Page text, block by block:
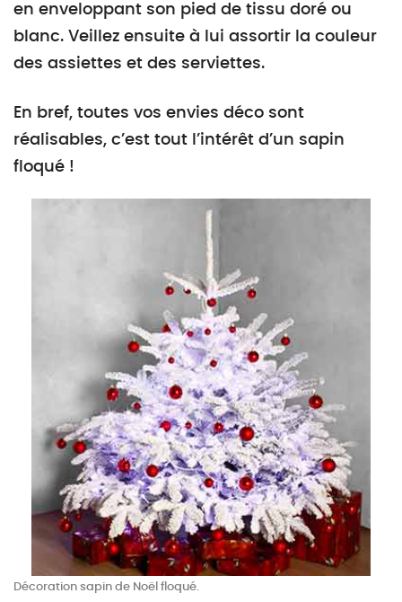
Décoration sapin de Noël floqué.
en enveloppant son pied de tissu doré ou
blanc. Veillez ensuite à lui assortir la couleur
des assiettes et des serviettes.
En bref, toutes vos envies déco sont
réalisables, c’est tout l’intérêt d’un sapin
floqué !